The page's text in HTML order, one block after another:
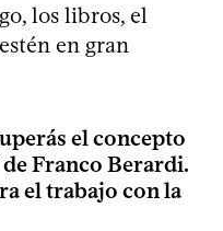
los libros, el
en gran
el concepto
Franco Berardi.
el trabajo con la